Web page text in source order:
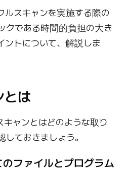
ルスキャンを実施する際の
クである時間的負担の大き
ントについて、解説しま
とは
ャンとはどのような取り
ておきましょう。
ファイルとプログラム